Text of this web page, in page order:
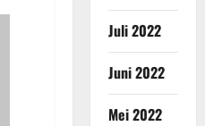
Juli 2022
Juni 2022
Mei 2022